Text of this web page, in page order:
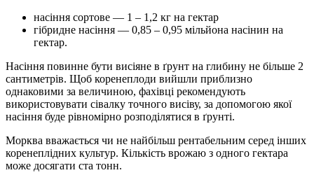
насіння сортове — 1 – 1,2 кг на гектар
гібридне насіння — 0,85 – 0,95 мільйона насінин на
гектар.
Насіння повинне бути висіяне в ґрунт на глибину не більше 2
сантиметрів. Щоб коренеплоди вийшли приблизно
однаковими за величиною, фахівці рекомендують
використовувати сівалку точного висіву, за допомогою якої
насіння буде рівномірно розподілятися в ґрунті.
Морква вважається чи не найбільш рентабельним серед інших
коренеплідних культур. Кількість врожаю з одного гектара
може досягати ста тонн.